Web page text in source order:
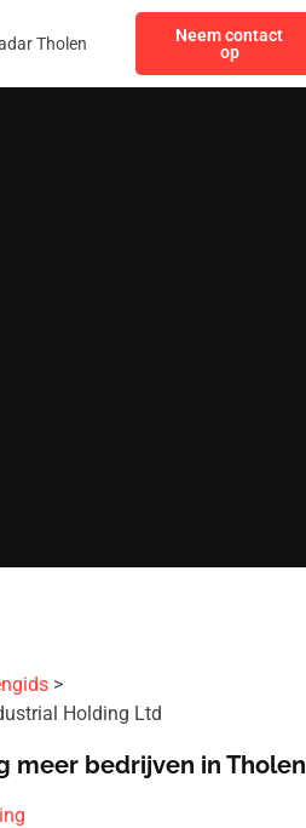
Tholen
Neem contact
op
Holding Ltd
meer bedrijven in Tholen